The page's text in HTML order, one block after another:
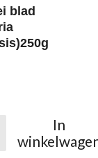
blad
In